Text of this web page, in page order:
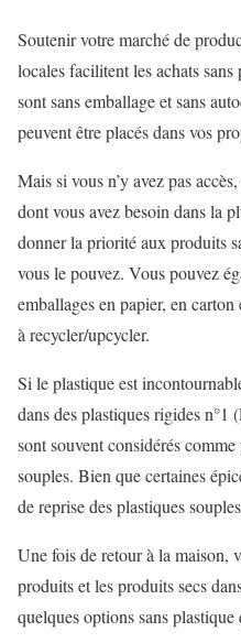
Soutenir votre marché de
locales facilitent les achats
sont sans emballage et sans
peuvent être placés dans vos
Mais si vous n’y avez pas
dont vous avez besoin dans la
donner la priorité aux produits
vous le pouvez. Vous pouvez
emballages en papier, en
à recycler/upcycler.
Si le plastique est
dans des plastiques rigides
sont souvent considérés
souples. Bien que certaines
de reprise des plastiques
Une fois de retour à la maison,
produits et les produits secs
quelques options sans